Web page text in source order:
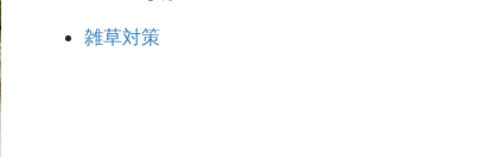
雑草対策